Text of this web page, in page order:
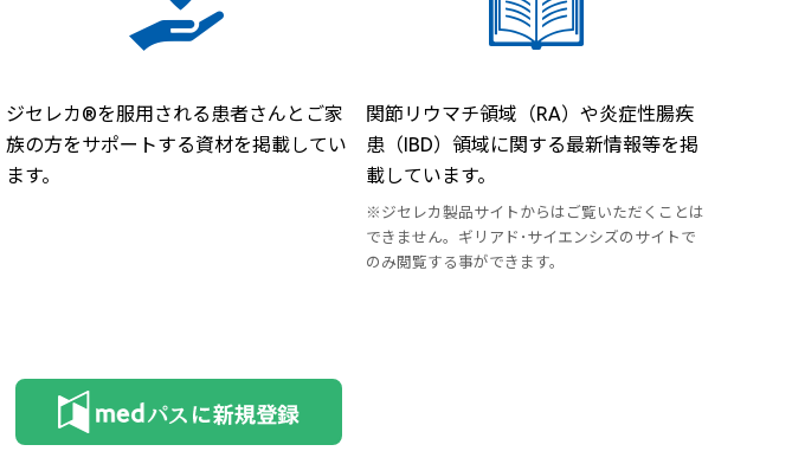
ジセレカ®を服用される患者さんとご家
族の方をサポートする資材を掲載してい
ます。
関節リウマチ領域（RA）や炎症性腸疾
患（IBD）領域に関する最新情報等を掲
載しています。
※ジセレカ製品サイトからはご覧いただくことは
できません。ギリアド･サイエンシズのサイトで
のみ閲覧する事ができます。